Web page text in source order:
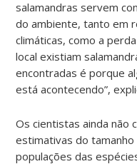
salamandras servem
do ambiente, tanto em
climáticas, como a
local existiam
encontradas é porque
está acontecendo”,
Os cientistas ainda não
estimativas do
populações das